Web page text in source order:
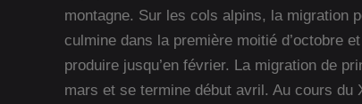
montagne. Sur les cols alpins, la migration
culmine dans la première moitié d’octobre
produire jusqu’en février. La migration de
mars et se termine début avril. Au cours du